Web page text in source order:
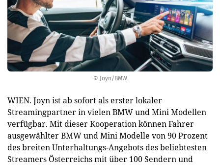
© Joyn/BMW
WIEN. Joyn ist ab sofort als erster lokaler
Streamingpartner in vielen BMW und Mini Modellen
verfügbar. Mit dieser Kooperation können Fahrer
ausgewählter BMW und Mini Modelle von 90 Prozent
des breiten Unterhaltungs-Angebots des beliebtesten
Streamers Österreichs mit über 100 Sendern und